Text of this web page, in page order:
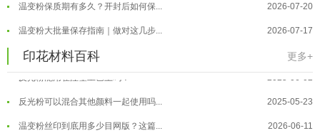
温变粉大批量保存指南｜做对这几步... 2026-07-17
温变粉"罢工"指南：为...
温变粉到底怕不怕酸碱和酒精？ 2026-07-09
温变粉"烤"问：长期加... 2026-07-07
温变粉耐温真相：注塑"高温炼... 2026-07-03
印花材料百科 更多+
超细反光粉需要搭配什么胶浆使用？
反光粉能用在注塑工艺上吗？ 2025-06-02
反光粉可以混合其他颜料一起使用吗... 2025-05-23
温变粉丝印到底用多少目网版？这篇... 2026-06-11